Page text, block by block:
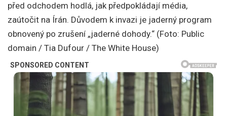
před odchodem hodlá, jak předpokládají média,
zaútočit na Írán. Důvodem k invazi je jaderný program
obnovený po zrušení „jaderné dohody.“ (Foto: Public
domain / Tia Dufour / The White House)